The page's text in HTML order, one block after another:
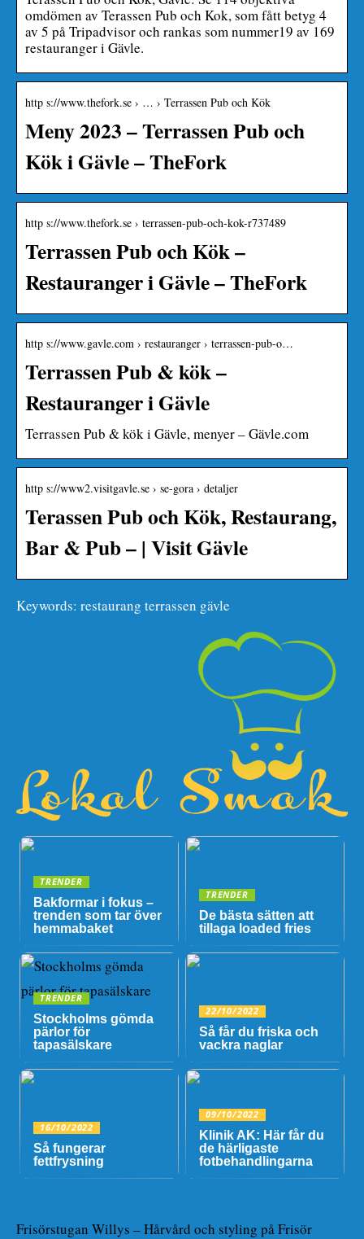
omdömen av Terassen Pub och Kok, som fått betyg 4
av 5 på Tripadvisor och rankas som nummer19 av 169
restauranger i Gävle.
http s://www.thefork.se › … › Terrassen Pub och Kök
Meny 2023 – Terrassen Pub och
Kök i Gävle – TheFork
http s://www.thefork.se › terrassen-pub-och-kok-r737489
Terrassen Pub och Kök –
Restauranger i Gävle – TheFork
http s://www.gavle.com › restauranger › terrassen-pub-o…
Terrassen Pub & kök –
Restauranger i Gävle
Terrassen Pub & kök i Gävle, menyer – Gävle.com
http s://www2.visitgavle.se › se-gora › detaljer
Terassen Pub och Kök, Restaurang,
Bar & Pub – | Visit Gävle
Keywords: restaurang terrassen gävle
TRENDER
Bakformar i fokus –
trenden som tar över
hemmabaket
TRENDER
De bästa sätten att
tillaga loaded fries
TRENDER
Stockholms gömda
pärlor för
tapasälskare
22/10/2022
Så får du friska och
vackra naglar
16/10/2022
Så fungerar
fettfrysning
09/10/2022
Klinik AK: Här får du
de härligaste
fotbehandlingarna
Frisörstugan Willys – Hårvård och styling på Frisör